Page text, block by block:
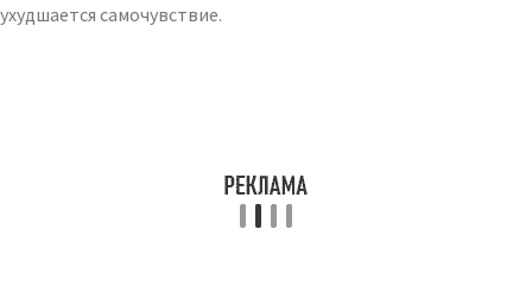
ухудшается самочувствие.